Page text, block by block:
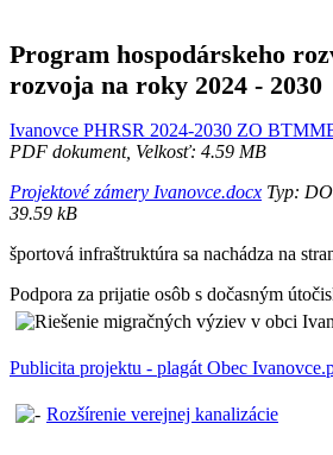
Program hospodárskeho
rozvoja na roky 2024 - 2030
Ivanovce PHRSR 2024-2030 ZO
PDF dokument, Velkosť: 4.59 MB
Projektové zámery Ivanovce.docx Typ:
39.59 kB
športová infraštruktúra sa nachádza na
Podpora za prijatie osôb s dočasným
Publicita projektu - plagát Obec
Rozšírenie verejnej kanalizácie